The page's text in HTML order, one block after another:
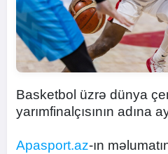
Basketbol üzrə dünya
yarımfinalçısının adına
Apasport.az-ın